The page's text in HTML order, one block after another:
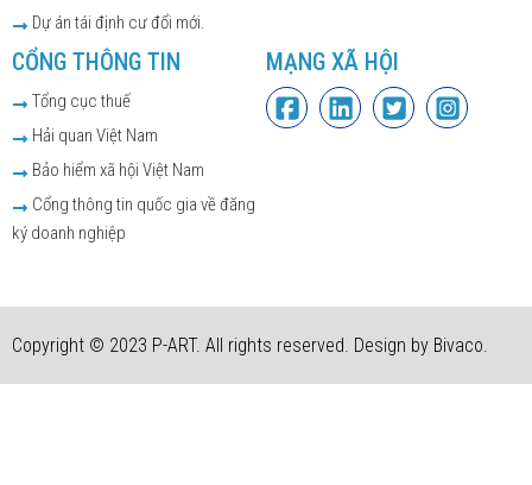
Dự án tái định cư đổi mới.
CỔNG THÔNG TIN
Tổng cục thuế
Hải quan Việt Nam
Bảo hiểm xã hội Việt Nam
Cổng thông tin quốc gia về đăng
ký doanh nghiệp
MẠNG XÃ HỘI
Copyright © 2023 P-ART. All rights reserved. Design by Bivaco.